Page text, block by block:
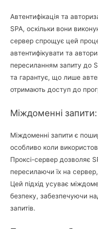
Автентифікація та
SPA, оскільки вони
сервер спрощує цей
автентифікувати та
пересиланням запиту до
та гарантує, що лише
отримають доступ до
Міждоменні запити:
Міждоменні запити є
особливо коли
Проксі-сервер дозволяє
пересилаючи їх на
Цей підхід усуває
безпеку, забезпечуючи
запитів.